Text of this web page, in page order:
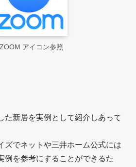
ZOOM アイコン参照
た新居を実例として紹介しあって
ズでネットや三井ホーム公式には
例を参考にすることができるた